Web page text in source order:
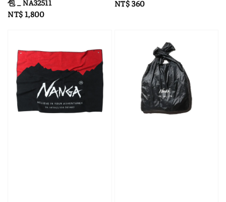
包 _ NA32511
Regular
NT$ 1,800
Regular
NT$ 360